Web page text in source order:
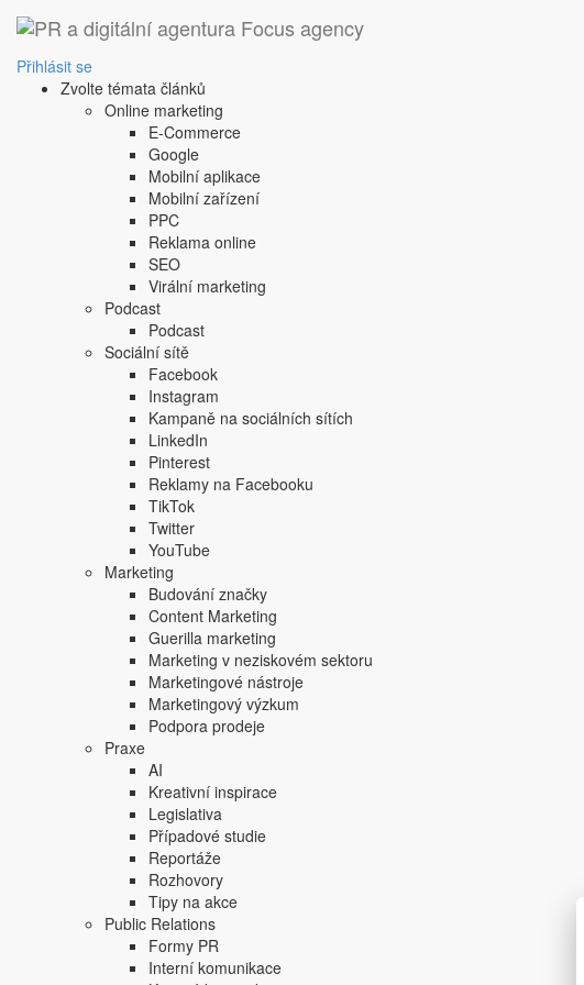
Přihlásit se
Zvolte témata článků
Online marketing
E-Commerce
Google
Mobilní aplikace
Mobilní zařízení
PPC
Reklama online
SEO
Virální marketing
Podcast
Podcast
Sociální sítě
Facebook
Instagram
Kampaně na sociálních sítích
LinkedIn
Pinterest
Reklamy na Facebooku
TikTok
Twitter
YouTube
Marketing
Budování značky
Content Marketing
Guerilla marketing
Marketing v neziskovém sektoru
Marketingové nástroje
Marketingový výzkum
Podpora prodeje
Praxe
AI
Kreativní inspirace
Legislativa
Případové studie
Reportáže
Rozhovory
Tipy na akce
Public Relations
Formy PR
Interní komunikace
Copyright © 2004-2020 Focus Agency, s.r.o. Plné znění licenčních podmínek. ISSN
Jakékoliv publikování, přebírání nebo šíření obsahu je bez písemného souhlasu
Focus Agency, s.r.o. zakázáno.